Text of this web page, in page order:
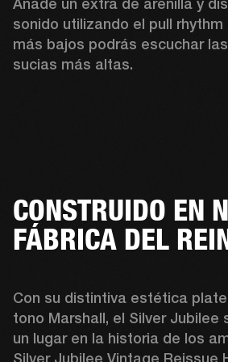
sonido utilizando el pull rhythm
más bajos podrás escuchar
sucias más altas.
CONSTRUIDO EN
FÁBRICA DEL
Con su distintiva estética
tono Marshall, el Silver Jubilee
un lugar en la historia de los
Silver Jubilee Vintage Reissue